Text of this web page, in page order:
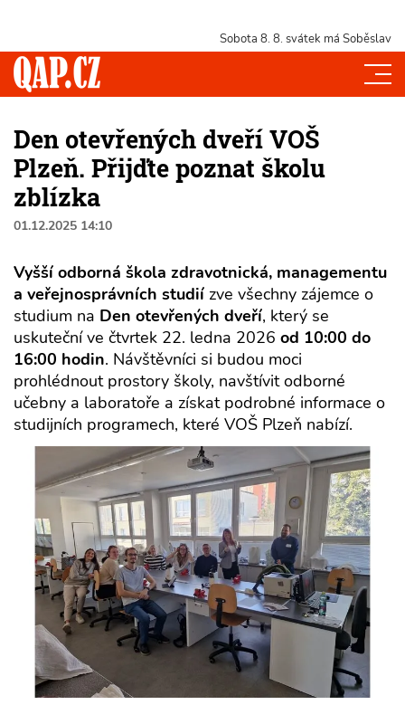
Sobota 8. 8. svátek má Soběslav
Den otevřených dveří VOŠ
Plzeň. Přijďte poznat školu
zblízka
01.12.2025 14:10
Vyšší odborná škola zdravotnická, managementu
a veřejnosprávních studií zve všechny zájemce o
studium na Den otevřených dveří, který se
uskuteční ve čtvrtek 22. ledna 2026 od 10:00 do
16:00 hodin. Návštěvníci si budou moci
prohlédnout prostory školy, navštívit odborné
učebny a laboratoře a získat podrobné informace o
studijních programech, které VOŠ Plzeň nabízí.